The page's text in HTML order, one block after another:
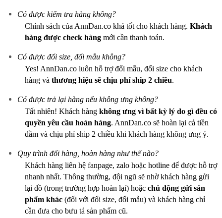
Có được kiểm tra hàng không?
Chính sách của AnnDan.co khá tốt cho khách hàng. Khách
hàng được check hàng mới cần thanh toán.
Có được đổi size, đổi mẫu không?
Yes! AnnDan.co luôn hỗ trợ đổi mẫu, đổi size cho khách
hàng và thương hiệu sẽ chịu phí ship 2 chiều.
Có được trả lại hàng nếu không ưng không?
Tất nhiên! Khách hàng không ưng vì bất kỳ lý do gì đều có
quyền yêu cầu hoàn hàng. AnnDan.co sẽ hoàn lại cả tiền
đầm và chịu phí ship 2 chiều khi khách hàng không ưng ý.
Quy trình đổi hàng, hoàn hàng như thế nào?
Khách hàng liên hệ fanpage, zalo hoặc hotline để được hỗ trợ
nhanh nhất. Thông thường, đội ngũ sẽ nhờ khách hàng gửi
lại đồ (trong trường hợp hoàn lại) hoặc chủ động gửi sản
phẩm khác (đối với đổi size, đổi mẫu) và khách hàng chỉ
cần đưa cho bưu tá sản phẩm cũ.